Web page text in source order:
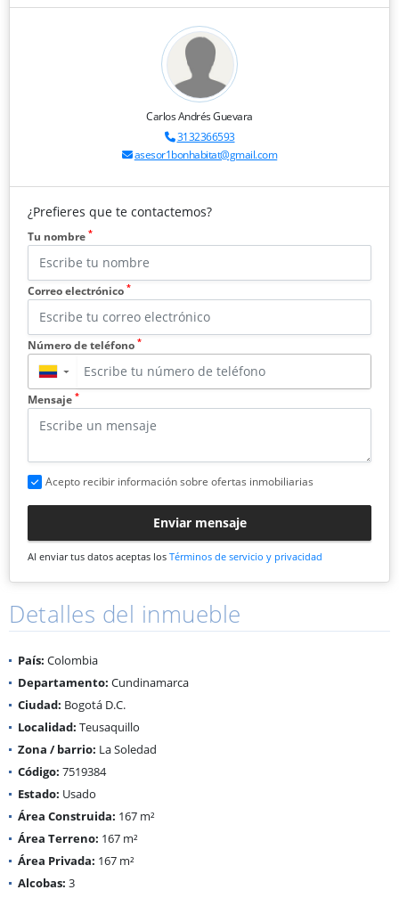
Carlos Andrés Guevara
3132366593
asesor1bonhabitat@gmail.com
¿Prefieres que te contactemos?
Tu nombre *
Correo electrónico *
Número de teléfono *
▼
Mensaje *
Acepto recibir información sobre ofertas inmobiliarias
Enviar mensaje
Al enviar tus datos aceptas los Términos de servicio y privacidad
Detalles del inmueble
País: Colombia
Departamento: Cundinamarca
Ciudad: Bogotá D.C.
Localidad: Teusaquillo
Zona / barrio: La Soledad
Código: 7519384
Estado: Usado
Área Construida: 167 m²
Área Terreno: 167 m²
Área Privada: 167 m²
Alcobas: 3